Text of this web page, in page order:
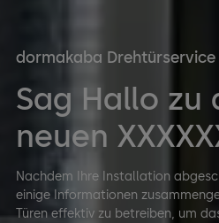
dormakaba Drehtürservice
Sag Hallo zu
neuen
Nachdem Ihre Installation
einige Informationen
Türen effektiv zu betreiben, um